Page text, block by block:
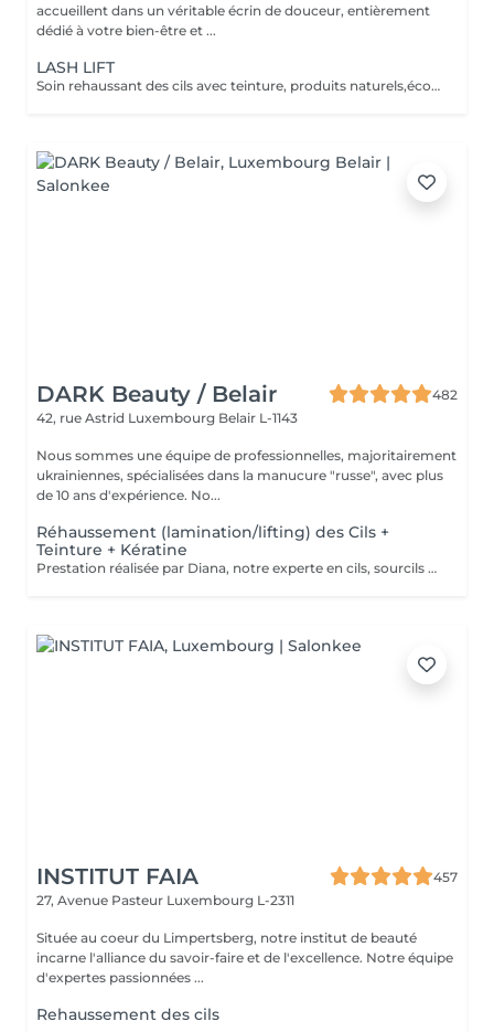
accueillent dans un véritable écrin de douceur, entièrement
dédié à votre bien-être et ...
LASH LIFT
Soin rehaussant des cils avec teinture, produits naturels,écocertifiés, et sans ammoniaque. Durée 6-8 semaines, compatible avec la grossesse.
DARK Beauty / Belair
482
42, rue Astrid Luxembourg Belair L-1143
Nous sommes une équipe de professionnelles, majoritairement
ukrainiennes, spécialisées dans la manucure "russe", avec plus
de 10 ans d'expérience. No...
Réhaussement (lamination/lifting) des Cils +
Teinture + Kératine
Prestation réalisée par Diana, notre experte en cils, sourcils et épilation, avec plus de 10 ans d'expérience, garantissant précision et résultats de haute qualité.
INSTITUT FAIA
457
27, Avenue Pasteur Luxembourg L-2311
Située au coeur du Limpertsberg, notre institut de beauté
incarne l'alliance du savoir-faire et de l'excellence. Notre équipe
d'expertes passionnées ...
Rehaussement des cils